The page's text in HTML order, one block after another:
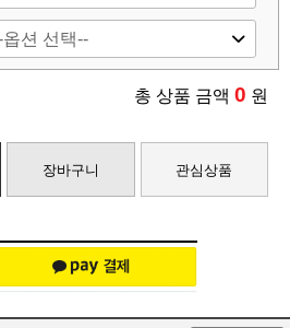
총 상품 금액 0 원
장바구니 관심상품